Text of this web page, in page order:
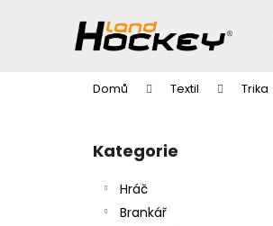
Domů Textil Trika
Přeskočit
kategorie
Kategorie
Hráč
Brankář
Zpět
obchodu
Zpět
obchodu